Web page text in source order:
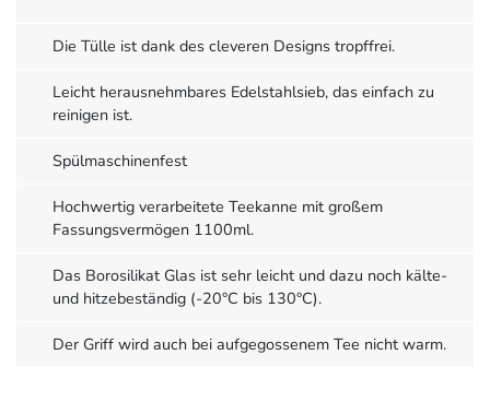
Die Tülle ist dank des cleveren Designs tropffrei.
Leicht herausnehmbares Edelstahlsieb, das einfach zu
reinigen ist.
Spülmaschinenfest
Hochwertig verarbeitete Teekanne mit großem
Fassungsvermögen 1100ml.
Das Borosilikat Glas ist sehr leicht und dazu noch kälte-
und hitzebeständig (-20°C bis 130°C).
Der Griff wird auch bei aufgegossenem Tee nicht warm.